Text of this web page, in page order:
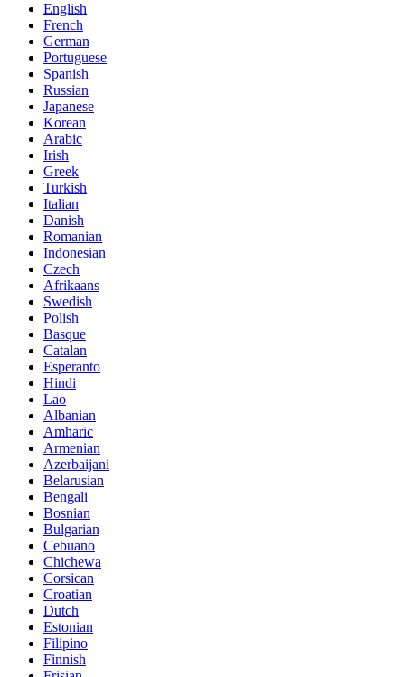
English
French
German
Portuguese
Spanish
Russian
Japanese
Korean
Arabic
Irish
Greek
Turkish
Italian
Danish
Romanian
Indonesian
Czech
Afrikaans
Swedish
Polish
Basque
Catalan
Esperanto
Hindi
Lao
Albanian
Amharic
Armenian
Azerbaijani
Belarusian
Bengali
Bosnian
Bulgarian
Cebuano
Chichewa
Corsican
Croatian
Dutch
Estonian
Filipino
Finnish